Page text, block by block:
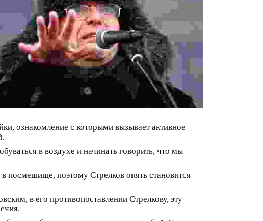
ознакомление с которыми вызывает активное
в воздухе и начинать говорить, что мы
посмешище, поэтому Стрелков опять становится
в его противопоставлении Стрелкову, эту